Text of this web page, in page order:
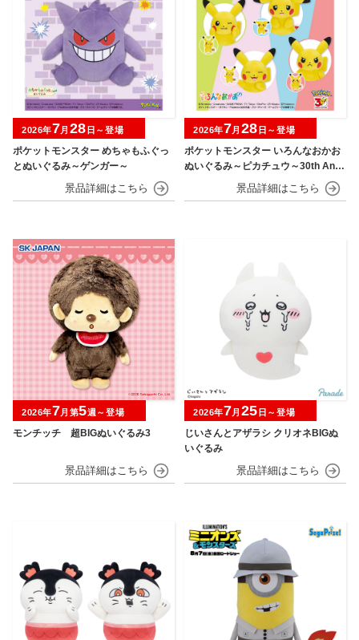
ポケットモンスター めちゃもふぐっ
とぬいぐるみ～ゲンガー～
2026年7月 28 日～登場
ポケットモンスター いろんなおかお
ぬいぐるみ～ピカチュウ～30th Anni
2026年7月 28 日～登場
モンチッチ 超BIGぬいぐるみ3
2026年7月第5週～登場
じいさんとアザラシ クリオネBIGぬ
いぐるみ
2026年7月 25 日～登場